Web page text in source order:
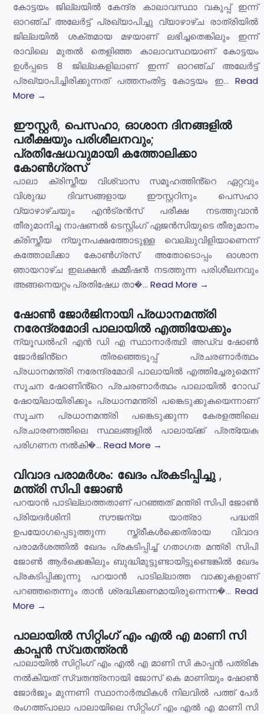
കോട്ടയം ജില്ലയിൽ കേന്ദ്ര കാലാവസ്ഥാ വകുപ്പ് ഇന്ന്
ഓറഞ്ച് അലേർട്ട് പ്രഖ്യാപിച്ചു വ്യാഴാഴ്ച രാത്രിയിൽ
ജില്ലയിൽ ശക്തമായ മഴയാണ് ലഭിച്ചതെങ്കിലും ഇന്ന്
രാവിലെ മുതൽ തെളിഞ്ഞ കാലാവസ്ഥയാണ് കോട്ടയം
ഉൾപ്പടെ 8 ജില്ലകളിലാണ് ഇന്ന് ഓറഞ്ച് അലേർട്ട്
പ്രഖ്യാപിച്ചിരിക്കുന്നത് പത്തനംതിട്ട കോട്ടയം ഇ... Read
More →
ഈസ്റ്റർ, പെസഹാ, ഓശാന ദിനങ്ങളിൽ
പരീക്ഷയും പരിശീലനവും;
പ്രതിഷേധവുമായി കത്തോലിക്കാ
കോൺഗ്രസ്
പാലാ ക്രിസ്തീയ വിശ്വാസ സമൂഹത്തിൻ്റെ ഏറ്റവും
വിശുദ്ധ ദിവസങ്ങളായ ഈസ്റ്ററിനും പെസഹാ
വ്യാഴാഴ്ചയും എൻട്രൻസ് പരീക്ഷ നടത്തുവാൻ
തീരുമാനിച്ച നാഷണൽ ടെസ്റ്റിംഗ് ഏജൻസിയുടെ തീരുമാനം
ക്രിസ്തീയ ന്യൂനപക്ഷത്തോടുള്ള വെല്ലുവിളിയാണെന്ന്
കത്തോലിക്കാ കോൺഗ്രസ് അതോടൊപ്പം ഓശാന
ഞായറാഴ്ച ഇലക്ഷൻ കമ്മീഷൻ നടത്തുന്ന പരിശീലനവും
അങ്ങനെയറ്റം പ്രതിഷേധ താ�... Read More →
ഷോൺ ജോർജിനായി പ്രധാനമന്ത്രി
നരേന്ദ്രമോദി പാലായിൽ എത്തിയേക്കും
ന്യൂഡൽഹി എൻ ഡി എ സ്ഥാനാർത്ഥി അഡ്വ ഷോൺ
ജോർജിൻ്റെ തിരഞ്ഞെടുപ്പ് പ്രചരണാർത്ഥം
പ്രധാനമന്ത്രി നരേന്ദ്രമോദി പാലായിൽ എത്തിച്ചേരുമെന്ന്
സൂചന ഷോണിൻ്റെ പ്രചരണാർത്ഥം പാലായിൽ റോഡ്
ഷോയിലായിരിക്കും പ്രധാനമന്ത്രി പങ്കെടുക്കുകയെന്നാണ്
സൂചന പ്രധാനമന്ത്രി പങ്കെടുക്കുന്ന കേരളത്തിലെ
പ്രചാരണത്തിലെ സ്ഥലങ്ങളിൽ പാലായ്ക്ക് പ്രത്യേക
പരിഗണന നൽകി�... Read More →
വിവാദ പരാമർശം: ഖേദം പ്രകടിപ്പിച്ചു ,
മന്ത്രി സിപി ജോൺ
പറയാൻ പാടില്ലാത്തതാണ് പറഞ്ഞത് മന്ത്രി സിപി ജോൺ
പ്രിയദർശിനി സൗജന്യ യാത്രാ പദ്ധതി
ഉപയോഗപ്പെടുത്തുന്ന സ്ത്രീകൾക്കെതിരായ വിവാദ
പരാമർശത്തിൽ ഖേദം പ്രകടിപ്പിച്ച് ഗതാഗത മന്ത്രി സിപി
ജോൺ ആർക്കെങ്കിലും ബുദ്ധിമുട്ടുണ്ടായിട്ടുണ്ടെങ്കിൽ ഖേദം
പ്രകടിപ്പിക്കുന്നു പറയാൻ പാടില്ലാത്ത വാക്കുകളാണ്
പറഞ്ഞതെന്നും താൻ ശ്രദ്ധിക്കണമായിരുന്നെന്ന�... Read
More →
പാലായിൽ സിറ്റിംഗ് എം എൽ എ മാണി സി
കാപ്പൻ സ്വതന്ത്രൻ
പാലായിൽ സിറ്റിംഗ് എം എൽ എ മാണി സി കാപ്പൻ പത്രിക
നൽകിയത് സ്വതന്ത്രനായി ജോസ് കെ മാണിയും ഷോൺ
ജോർജും മുന്നണി സ്ഥാനാർത്ഥികൾ നിലവിൽ പത്ത് പേർ
രംഗത്ത്പാലാ പാലായിലെ സിറ്റിംഗ് എം എൽ എ മാണി സി